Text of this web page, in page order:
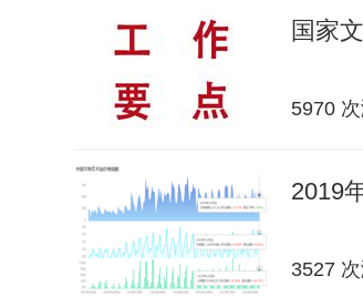
国家
5970
2019
3527